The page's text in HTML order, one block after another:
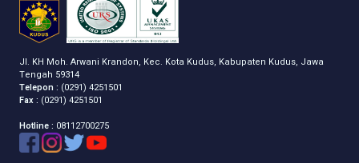
Jl. KH Moh. Arwani Krandon, Kec. Kota Kudus, Kabupaten Kudus, Jawa
Tengah 59314
Telepon : (0291) 4251501
Fax : (0291) 4251501
Hotline : 08112700275